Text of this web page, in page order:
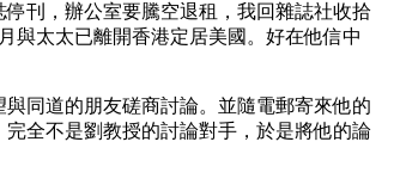
刊，辦公室要騰空退租，我回雜誌社收拾
與太太已離開香港定居美國。好在他信中
同道的朋友磋商討論。並隨電郵寄來他的
全不是劉教授的討論對手，於是將他的論